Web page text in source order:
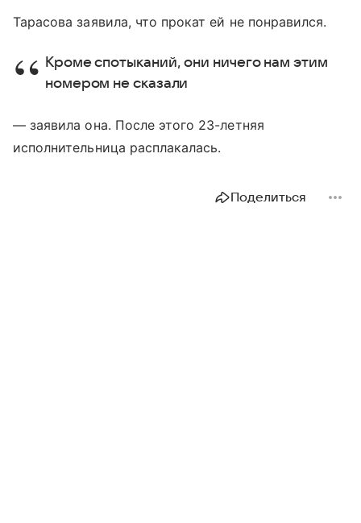
Тарасова заявила, что прокат ей не понравился.
Кроме спотыканий, они ничего нам этим
номером не сказали
— заявила она. После этого 23-летняя
исполнительница расплакалась.
Поделиться